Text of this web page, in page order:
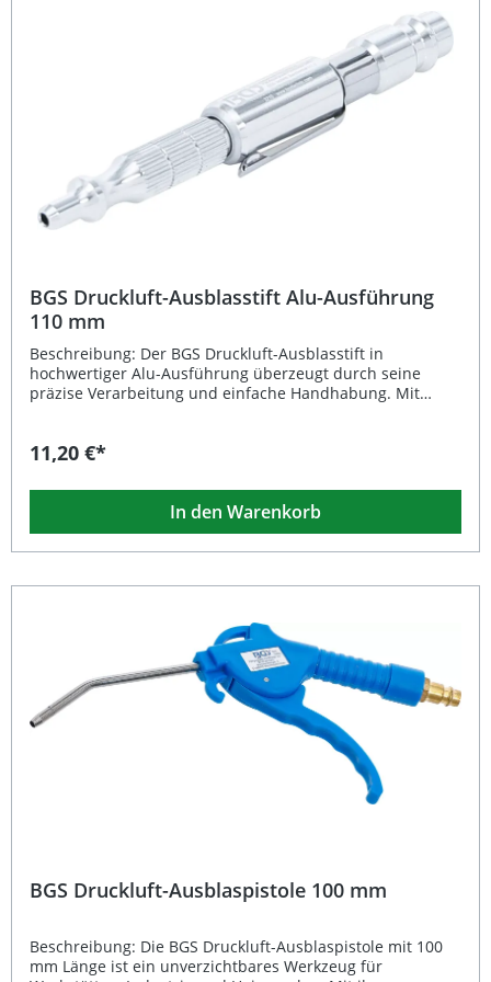
BGS Druckluft-Ausblasstift Alu-Ausführung
110 mm
Beschreibung: Der BGS Druckluft-Ausblasstift in
hochwertiger Alu-Ausführung überzeugt durch seine
präzise Verarbeitung und einfache Handhabung. Mit
oder Arbeitsflächen entfernen. Die stabile
professionelles Handling. Dank des praktischen Halteclips
lässt sich der Ausblasstift bequem an der Werkbank oder
am Gürtel befestigen. Die kompakte Länge von 110 mm
und die feine Spitze mit einem Außen-Ø von ca. 5,3 mm
Präzise aus Aluminium gefertigt – leicht und robust
Schlanke Bauform für Arbeiten in schwer zugänglichen
Hobby-Anwendungen Lieferumfang: 1 × BGS Druckluft-
Ausblasstift, Alu-Ausführung, Länge 110 mm
11,20 €*
In den Warenkorb
BGS Druckluft-Ausblaspistole 100 mm
Beschreibung: Die BGS Druckluft-Ausblaspistole mit 100
mm Länge ist ein unverzichtbares Werkzeug für